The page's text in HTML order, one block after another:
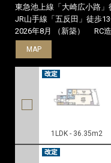
東急池上線「大崎広小路」
JR山手線「五反田」徒歩
2026年8月 （新築）
RC
MAP
1LDK - 36.35m2
MAP
MAP